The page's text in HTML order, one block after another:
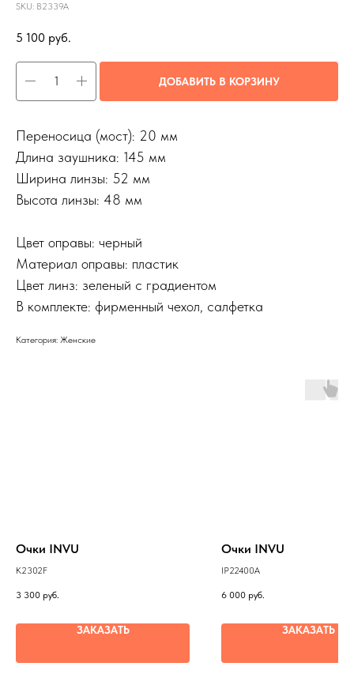
SKU: B2339A
5 100 руб.
ДОБАВИТЬ В КОРЗИНУ
Переносица (мост): 20 мм
Длина заушника: 145 мм
Ширина линзы: 52 мм
Высота линзы: 48 мм
Цвет оправы: черный
Материал оправы: пластик
Цвет линз: зеленый с градиентом
В комплекте: фирменный чехол, салфетка
Категория: Женские
Очки INVU
K2302F
3 300 руб.
ЗАКАЗАТЬ
Очки INVU
IP22400A
6 000 руб.
ЗАКАЗАТЬ